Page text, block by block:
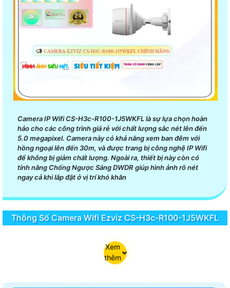
Camera IP Wifi CS-H3c-R100-1J5WKFL là sự lựa chọn hoàn
hảo cho các công trình giá rẻ với chất lượng sắc nét lên đến
5.0 megapixel. Camera này có khả năng xem ban đêm với
hồng ngoại lên đến 30m, và được trang bị công nghệ IP Wifi
để không bị giảm chất lượng. Ngoài ra, thiết bị này còn có
tính năng Chống Ngược Sáng DWDR giúp hình ảnh rõ nét
ngay cả khi lắp đặt ở vị trí khó khăn
Thông Số Camera Wifi Ezviz CS-H3c-R100-1J5WKFL
Xem
thêm